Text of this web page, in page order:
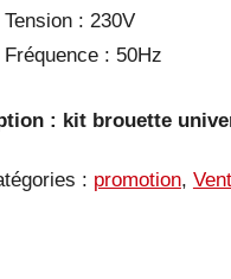
Tension : 230V
Fréquence : 50Hz
: kit brouette
: promotion,